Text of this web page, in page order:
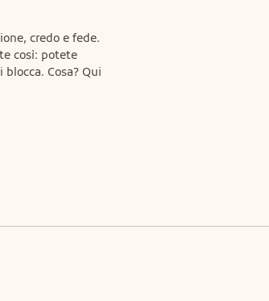
credo e fede.
così: potete
Cosa? Qui